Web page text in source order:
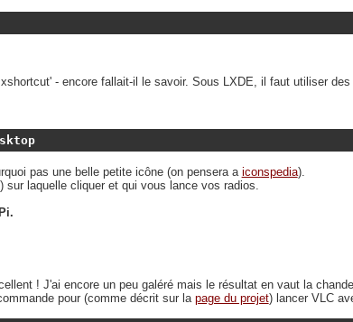
- encore fallait-il le savoir. Sous LXDE, il faut utiliser
pas une belle petite icône (on pensera aiconspedia).
laquelle cliquer et qui vous lance vos radios.
! J'ai encore un peu galéré mais le résultat en vaut la
pour (comme décrit sur lapage du projet) lancer VLC